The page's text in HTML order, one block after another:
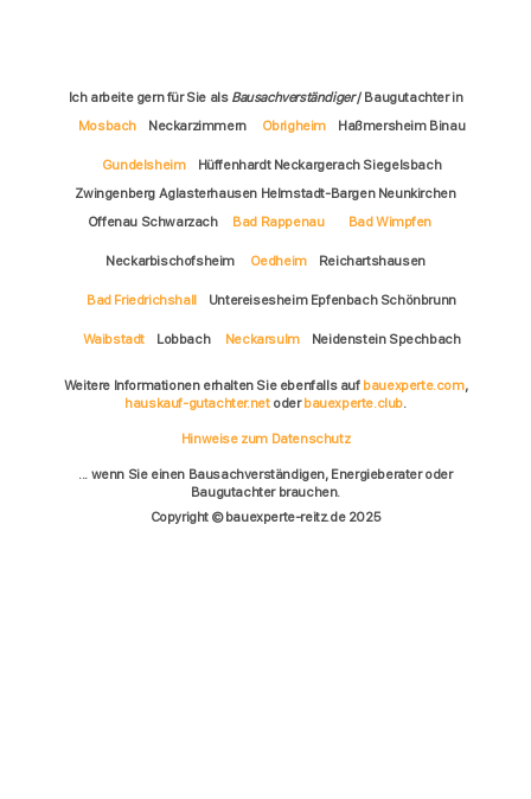
Ich arbeite gern für Sie als Bausachverständiger/ Baugutachter in
Mosbach
Neckarzimmern Obrigheim Haßmersheim Binau
Gundelsheim
Hüffenhardt Neckargerach Siegelsbach
Zwingenberg Aglasterhausen Helmstadt-Bargen Neunkirchen
Offenau Schwarzach
Bad Rappenau Bad Wimpfen
Neckarbischofsheim Oedheim Reichartshausen
Bad Friedrichshall Untereisesheim Epfenbach Schönbrunn
Waibstadt Lobbach Neckarsulm Neidenstein Spechbach
Weitere Informationen erhalten Sie ebenfalls auf bauexperte.com,
hauskauf-gutachter.netoderbauexperte.club.
Hinweise zum Datenschutz
... wenn Sie einen Bausachverständigen, Energieberater oder
Baugutachter brauchen.
Copyright © bauexperte-reitz.de 2025